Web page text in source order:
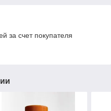
за счет покупателя